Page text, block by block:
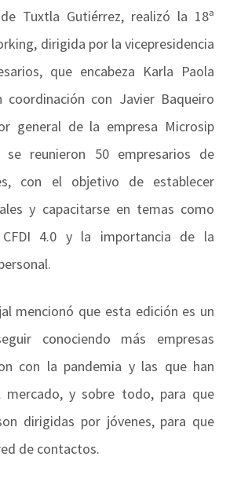
Tuxtla Gutiérrez, realizó la 18ª
dirigida por la vicepresidencia
que encabeza Karla Paola
coordinación con Javier Baqueiro
general de la empresa Microsip
reunieron 50 empresarios de
con el objetivo de establecer
y capacitarse en temas como
4.0 y la importancia de la
mencionó que esta edición es un
conociendo más empresas
con la pandemia y las que han
mercado, y sobre todo, para que
dirigidas por jóvenes, para que
de contactos.